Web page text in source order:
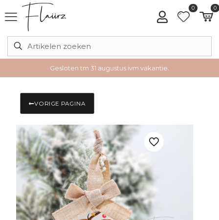
0 0
Gesloten tm 31 augustus ivm vakantie.
VORIGE PAGINA